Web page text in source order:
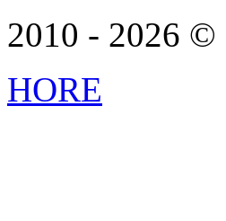
2010 - 2026 ©
HORE